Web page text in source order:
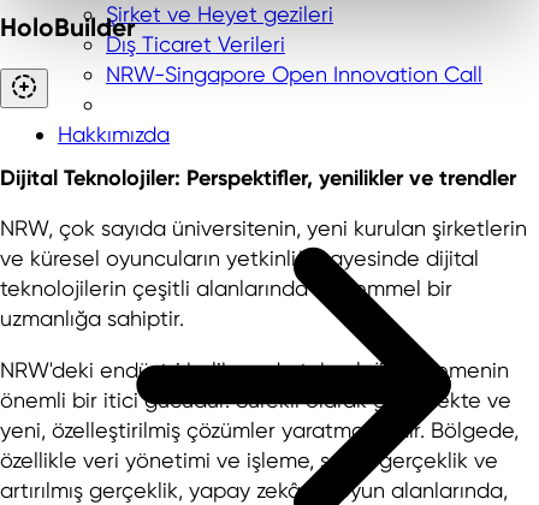
Şirket ve Heyet gezileri
Dış Ticaret Verileri
NRW-Singapore Open Innovation Call
Hakkımızda
HoloBuilder
Dijital Teknolojiler: Perspektifler, yenilikler ve trendler
NRW, çok sayıda üniversitenin, yeni kurulan şirketlerin
ve küresel oyuncuların yetkinliği sayesinde dijital
teknolojilerin çeşitli alanlarında mükemmel bir
uzmanlığa sahiptir.
NRW'deki endüstri halihazırda teknolojik ilerlemenin
önemli bir itici gücüdür. Sürekli olarak gelişmekte ve
yeni, özelleştirilmiş çözümler yaratmaktadır. Bölgede,
özellikle veri yönetimi ve işleme, sanal gerçeklik ve
artırılmış gerçeklik, yapay zekâ ve oyun alanlarında,